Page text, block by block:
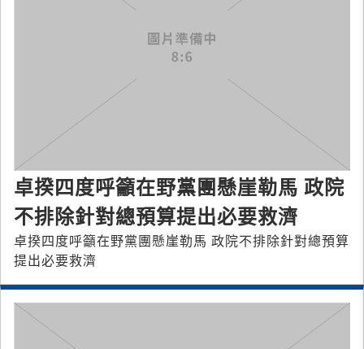
卓揆四度呼籲在野黨團懸崖勒馬 政院
不排除針對總預算提出必要救濟
卓揆四度呼籲在野黨團懸崖勒馬 政院不排除針對總預算
提出必要救濟